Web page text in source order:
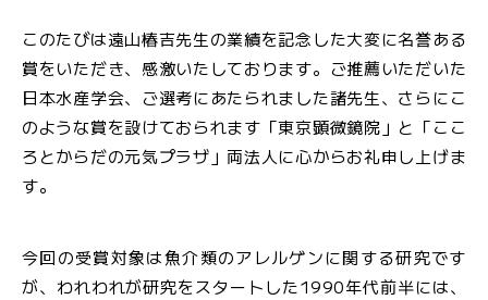
このたびは遠山椿吉先生の業績を記念した大変に名誉ある
賞をいただき、感激いたしております。ご推薦いただいた
日本水産学会、ご選考にあたられました諸先生、さらにこ
のような賞を設けておられます「東京顕微鏡院」と「ここ
ろとからだの元気プラザ」両法人に心からお礼申し上げま
す。
今回の受賞対象は魚介類のアレルゲンに関する研究です
が、われわれが研究をスタートした1990年代前半には、